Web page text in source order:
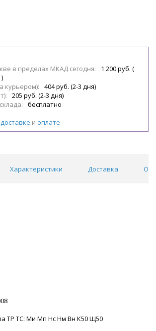
в пределах МКАД сегодня:
1 200 руб. (
курьером):
404 руб. (2-3 дня)
205 руб. (2-3 дня)
бесплатно
доставке и оплате
Характеристики Доставка
ТР ТС: Ми Мп Нс Нм Вн К50 Щ50